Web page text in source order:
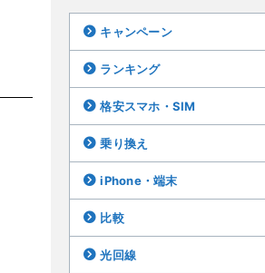
キャンペーン
ランキング
格安スマホ・SIM
乗り換え
iPhone・端末
比較
光回線